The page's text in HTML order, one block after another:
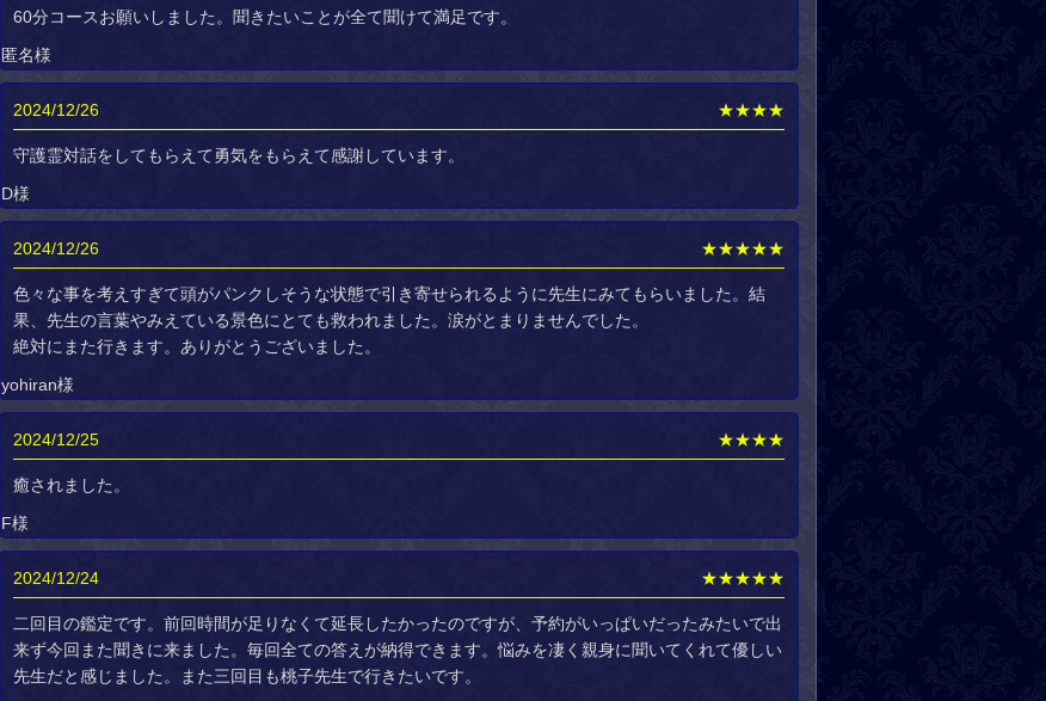
60分コースお願いしました。聞きたいことが全て聞けて満足です。
匿名様
2024/12/26 ★★★★
守護霊対話をしてもらえて勇気をもらえて感謝しています。
D様
2024/12/26 ★★★★★
色々な事を考えすぎて頭がパンクしそうな状態で引き寄せられるように先生にみてもらいました。結
果、先生の言葉やみえている景色にとても救われました。涙がとまりませんでした。
絶対にまた行きます。ありがとうございました。
yohiran様
2024/12/25 ★★★★
癒されました。
F様
2024/12/24 ★★★★★
二回目の鑑定です。前回時間が足りなくて延長したかったのですが、予約がいっぱいだったみたいで出
来ず今回また聞きに来ました。毎回全ての答えが納得できます。悩みを凄く親身に聞いてくれて優しい
先生だと感じました。また三回目も桃子先生で行きたいです。